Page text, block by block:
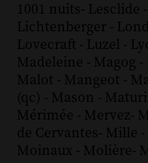
1001 nuits- Lesclide -
Lichtenberger -
Lovecraft - Luzel -
Madeleine - Magog -
Malot - Mangeot -
(qc) - Mason -
Mérimée - Mervez-
de Cervantes- Mille -
Moinaux - Molière-